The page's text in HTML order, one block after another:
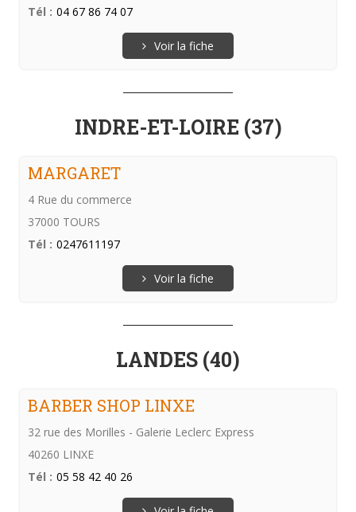
Tél : 04 67 86 74 07
Voir la fiche
INDRE-ET-LOIRE (37)
MARGARET
4 Rue du commerce
37000 TOURS
Tél : 0247611197
Voir la fiche
LANDES (40)
BARBER SHOP LINXE
32 rue des Morilles - Galerie Leclerc Express
40260 LINXE
Tél : 05 58 42 40 26